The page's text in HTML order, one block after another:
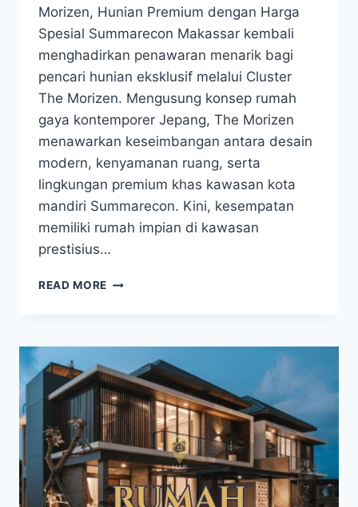
Morizen, Hunian Premium dengan Harga
Spesial Summarecon Makassar kembali
menghadirkan penawaran menarik bagi
pencari hunian eksklusif melalui Cluster
The Morizen. Mengusung konsep rumah
gaya kontemporer Jepang, The Morizen
menawarkan keseimbangan antara desain
modern, kenyamanan ruang, serta
lingkungan premium khas kawasan kota
mandiri Summarecon. Kini, kesempatan
memiliki rumah impian di kawasan
prestisius…
READ MORE PROMO
MORIZEN,
HUNIAN
PREMIUM
DENGAN
HARGA
SPESIAL